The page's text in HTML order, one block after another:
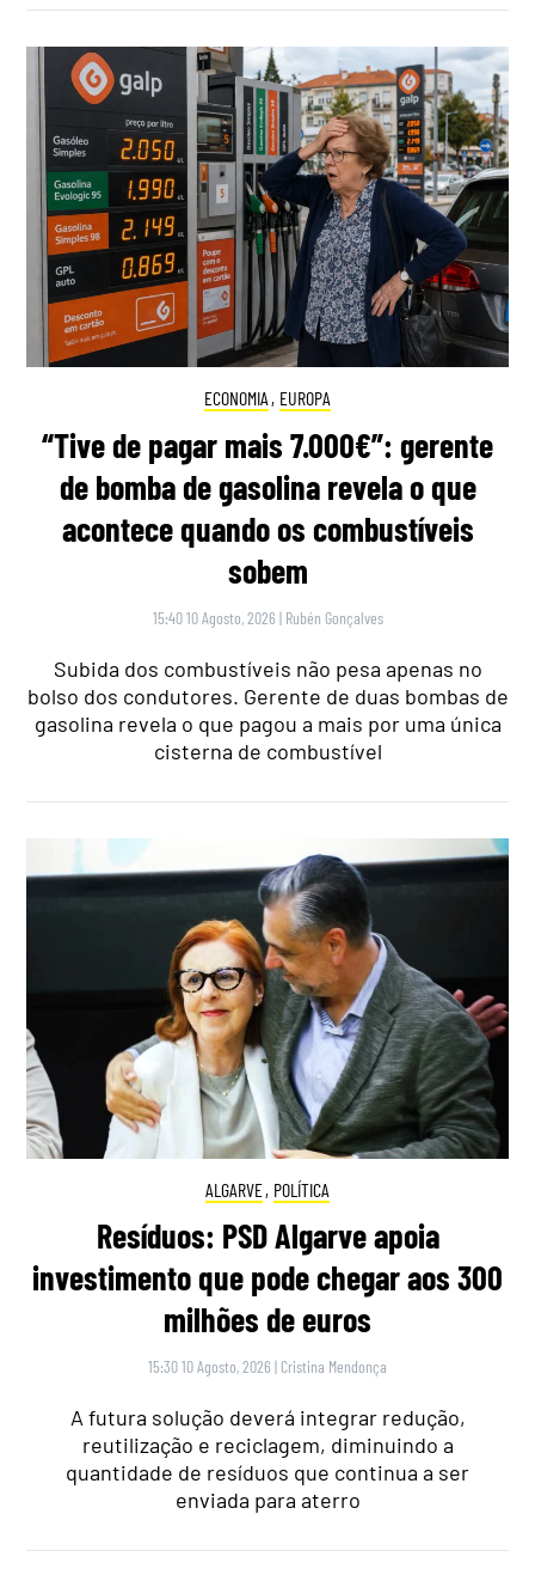
ECONOMIA , EUROPA
“Tive de pagar mais 7.000€”: gerente
de bomba de gasolina revela o que
acontece quando os combustíveis
sobem
15:40 10 Agosto, 2026 | Rubén Gonçalves
Subida dos combustíveis não pesa apenas no
bolso dos condutores. Gerente de duas bombas de
gasolina revela o que pagou a mais por uma única
cisterna de combustível
ALGARVE, POLÍTICA
Resíduos: PSD Algarve apoia
investimento que pode chegar aos 300
milhões de euros
15:30 10 Agosto, 2026 | Cristina Mendonça
A futura solução deverá integrar redução,
reutilização e reciclagem, diminuindo a
quantidade de resíduos que continua a ser
enviada para aterro